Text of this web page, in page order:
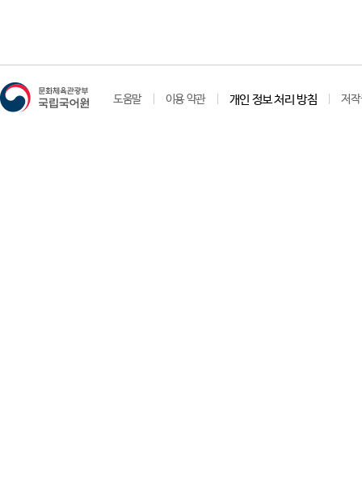
도움말 이용 약관 개인 정보 처리 방침 저